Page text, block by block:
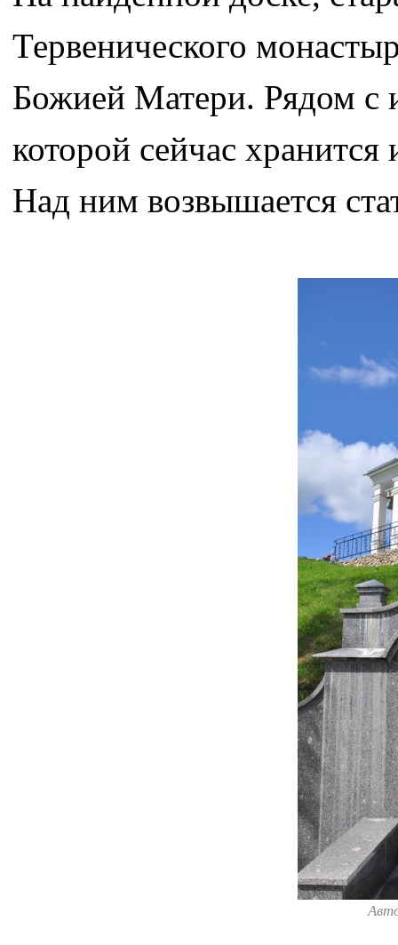
Тервенического
Божией Матери. Рядом с
которой сейчас
Над ним возвышается